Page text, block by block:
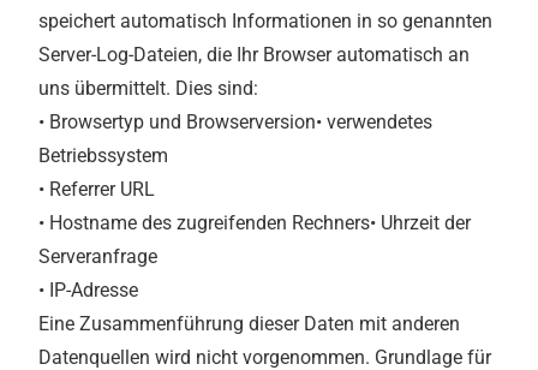
speichert automatisch Informationen in so genannten
Server-Log-Dateien, die Ihr Browser automatisch an
uns übermittelt. Dies sind:
• Browsertyp und Browserversion• verwendetes
Betriebssystem
• Referrer URL
• Hostname des zugreifenden Rechners• Uhrzeit der
Serveranfrage
• IP-Adresse
Eine Zusammenführung dieser Daten mit anderen
Datenquellen wird nicht vorgenommen. Grundlage für